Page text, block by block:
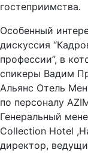
гостеприимства.
Особенный
дискуссия
профессии”, в
спикеры Вадим
Альянс Отель
по персоналу
Генеральный
Collection Hotel
директор,